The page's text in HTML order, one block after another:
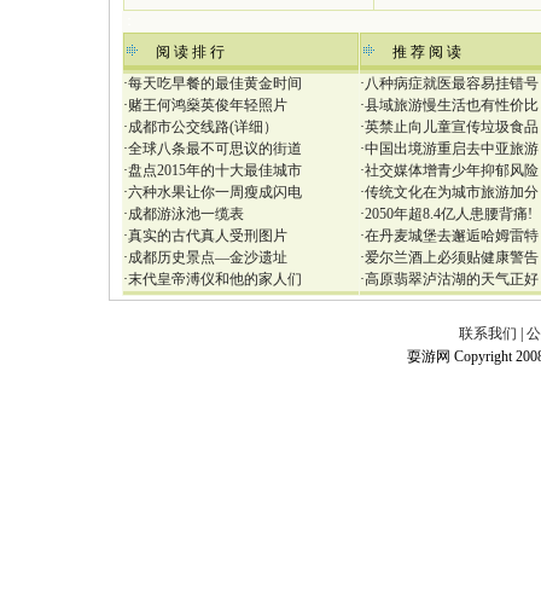
阅 读 排 行
·每天吃早餐的最佳黄金时间
·赌王何鸿燊英俊年轻照片
·成都市公交线路(详细）
·全球八条最不可思议的街道
·盘点2015年的十大最佳城市
·六种水果让你一周瘦成闪电
·成都游泳池一缆表
·真实的古代真人受刑图片
·成都历史景点—金沙遗址
·末代皇帝溥仪和他的家人们
推 荐 阅 读
·八种病症就医最容易挂错号
·县域旅游慢生活也有性价比
·英禁止向儿童宣传垃圾食品
·中国出境游重启去中亚旅游
·社交媒体增青少年抑郁风险
·传统文化在为城市旅游加分
·2050年超8.4亿人患腰背痛!
·在丹麦城堡去邂逅哈姆雷特
·爱尔兰酒上必须贴健康警告
·高原翡翠泸沽湖的天气正好
联系我们
耍游网 Copyright